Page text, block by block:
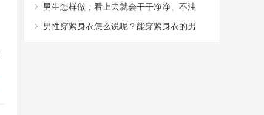
男生怎样做，看上去就会干干净净、不油
腻？
男性穿紧身衣怎么说呢？能穿紧身衣的男